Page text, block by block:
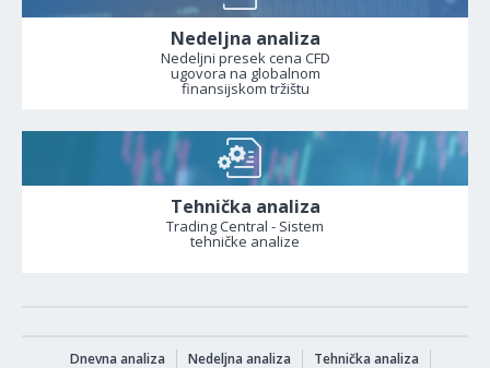
Nedeljna analiza
Nedeljni presek cena CFD
ugovora na globalnom
finansijskom tržištu
Tehnička analiza
Trading Central - Sistem
tehničke analize
Dnevna analiza Nedeljna analiza Tehnička analiza